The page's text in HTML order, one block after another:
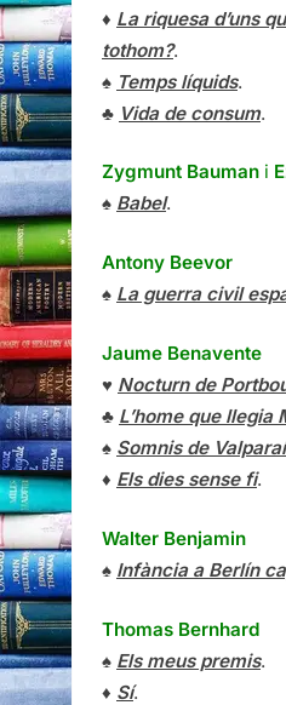
♦ La riquesa d’uns
tothom?.
♠ Temps líquids.
♣ Vida de consum.
Zygmunt Bauman i
♠ Babel.
Antony Beevor
♠ La guerra civil
Jaume Benavente
♥ Nocturn de
♣ L’home que llegia
♠ Somnis de
♦ Els dies sense fi.
Walter Benjamin
♠ Infància a Berlín
Thomas Bernhard
♠ Els meus premis.
♦ Sí.